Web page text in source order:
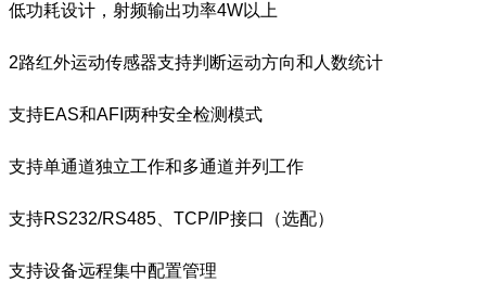
低功耗设计，射频输出功率4W以上
2路红外运动传感器支持判断运动方向和人数统计
支持EAS和AFI两种安全检测模式
支持单通道独立工作和多通道并列工作
支持RS232/RS485、TCP/IP接口（选配）
支持设备远程集中配置管理